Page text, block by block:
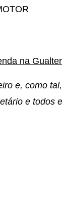
na
e, como
e todos